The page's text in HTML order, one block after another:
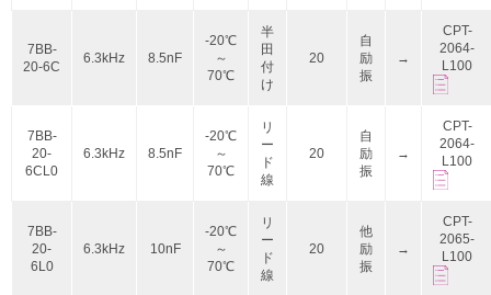
7BB-
20-6C
6.3kHz 8.5nF
-20℃
～
70℃
半
田
付
け
20
自
励
振
→
CPT-
2064-
L100
7BB-
20-
6CL0
6.3kHz 8.5nF
-20℃
～
70℃
リ
ー
ド
線
20
自
励
振
→
CPT-
2064-
L100
7BB-
20-
6L0
6.3kHz 10nF
-20℃
～
70℃
リ
ー
ド
線
20
他
励
振
→
CPT-
2065-
L100